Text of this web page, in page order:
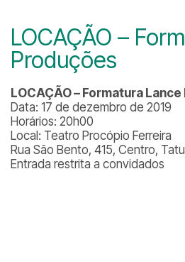
LOCAÇÃO –
Produções
LOCAÇÃO – Formatura
Data: 17 de dezembro de 2019
Horários: 20h00
Local: Teatro Procópio Ferreira
Rua São Bento, 415, Centro,
Entrada restrita a convidados